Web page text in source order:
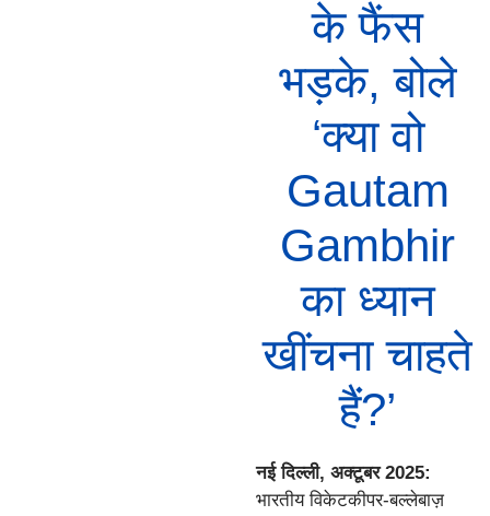
के फैंस
भड़के, बोले
‘क्या वो
Gautam
Gambhir
का ध्यान
खींचना चाहते
हैं?’
नई दिल्ली, अक्टूबर 2025:
भारतीय विकेटकीपर-बल्लेबाज़